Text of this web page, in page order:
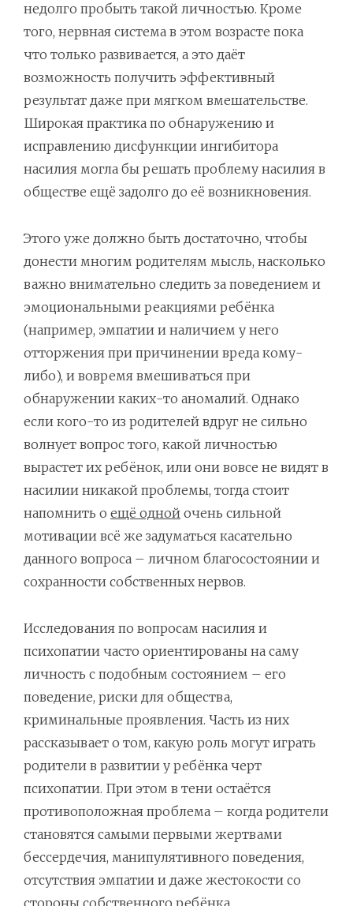
недолго пробыть такой личностью. Кроме
того, нервная система в этом возрасте пока
что только развивается, а это даёт
возможность получить эффективный
результат даже при мягком вмешательстве.
Широкая практика по обнаружению и
исправлению дисфункции ингибитора
насилия могла бы решать проблему насилия в
обществе ещё задолго до её возникновения.
Этого уже должно быть достаточно, чтобы
донести многим родителям мысль, насколько
важно внимательно следить за поведением и
эмоциональными реакциями ребёнка
(например, эмпатии и наличием у него
отторжения при причинении вреда кому-
либо), и вовремя вмешиваться при
обнаружении каких-то аномалий. Однако
если кого-то из родителей вдруг не сильно
волнует вопрос того, какой личностью
вырастет их ребёнок, или они вовсе не видят в
насилии никакой проблемы, тогда стоит
напомнить о ещё одной очень сильной
мотивации всё же задуматься касательно
данного вопроса – личном благосостоянии и
сохранности собственных нервов.
Исследования по вопросам насилия и
психопатии часто ориентированы на саму
личность с подобным состоянием – его
поведение, риски для общества,
криминальные проявления. Часть из них
рассказывает о том, какую роль могут играть
родители в развитии у ребёнка черт
психопатии. При этом в тени остаётся
противоположная проблема – когда родители
становятся самыми первыми жертвами
бессердечия, манипулятивного поведения,
отсутствия эмпатии и даже жестокости со
стороны собственного ребёнка.